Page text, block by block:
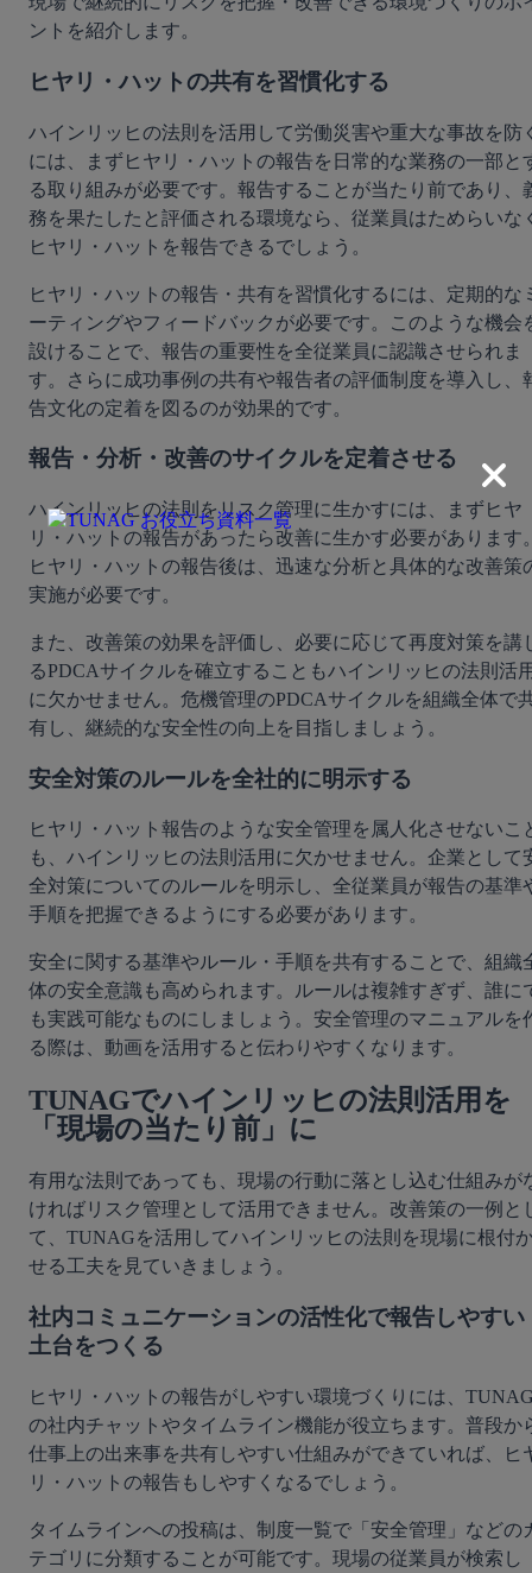
ントを紹介します。
ヒヤリ・ハットの共有を習慣化する
ハインリッヒの法則を活用して労働災害や重大な事故を防
には、まずヒヤリ・ハットの報告を日常的な業務の一部と
る取り組みが必要です。報告することが当たり前であり、
務を果たしたと評価される環境なら、従業員はためらいな
ヒヤリ・ハットを報告できるでしょう。
ヒヤリ・ハットの報告・共有を習慣化するには、定期的な
ーティングやフィードバックが必要です。このような機会
設けることで、報告の重要性を全従業員に認識させられま
す。さらに成功事例の共有や報告者の評価制度を導入し、
告文化の定着を図るのが効果的です。
報告・分析・改善のサイクルを定着させる
ハインリッヒの法則をリスク管理に生かすには、まずヒヤ
リ・ハットの報告があったら改善に生かす必要があります
ヒヤリ・ハットの報告後は、迅速な分析と具体的な改善策
実施が必要です。
また、改善策の効果を評価し、必要に応じて再度対策を講
るPDCAサイクルを確立することもハインリッヒの法則活
に欠かせません。危機管理のPDCAサイクルを組織全体で
有し、継続的な安全性の向上を目指しましょう。
安全対策のルールを全社的に明示する
ヒヤリ・ハット報告のような安全管理を属人化させないこ
も、ハインリッヒの法則活用に欠かせません。企業として
全対策についてのルールを明示し、全従業員が報告の基準
手順を把握できるようにする必要があります。
安全に関する基準やルール・手順を共有することで、組織
体の安全意識も高められます。ルールは複雑すぎず、誰に
も実践可能なものにしましょう。安全管理のマニュアルを
る際は、動画を活用すると伝わりやすくなります。
TUNAGでハインリッヒの法則活用を
「現場の当たり前」に
有用な法則であっても、現場の行動に落とし込む仕組みが
ければリスク管理として活用できません。改善策の一例と
て、TUNAGを活用してハインリッヒの法則を現場に根付
せる工夫を見ていきましょう。
社内コミュニケーションの活性化で報告しやすい
土台をつくる
ヒヤリ・ハットの報告がしやすい環境づくりには、
の社内チャットやタイムライン機能が役立ちます。普段か
仕事上の出来事を共有しやすい仕組みができていれば、ヒ
リ・ハットの報告もしやすくなるでしょう。
タイムラインへの投稿は、制度一覧で「安全管理」などの
テゴリに分類することが可能です。現場の従業員が検索し